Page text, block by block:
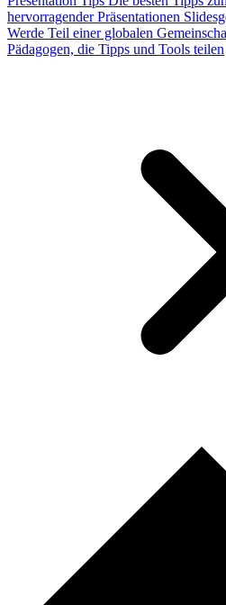
hervorragender Präsentationen
Werde Teil einer globalen
Pädagogen, die Tipps und Tools teilen